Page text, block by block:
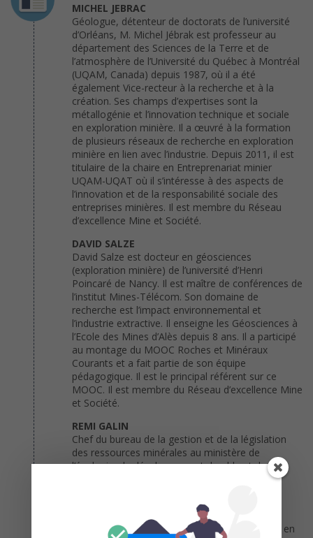
MICHEL JEBRAC
Géologue, détenteur de doctorats de l’université
d’Orléans, M. Michel Jébrak est professeur au
département des Sciences de la Terre et de
l’atmosphère de l’Université du Québec à Montréal
(UQAM, Canada) depuis 1987, où il a été
également Vice-recteur à la recherche et à la
création. Ses champs d’expertises sont la
métallogénie et l’innovation technique et sociale
en exploration minière. Il a œuvré à la formation
de plusieurs réseaux de recherche en exploration
minière en lien avec l’industrie. Depuis 2011, il est
titulaire de la chaire en Entreprenariat minier
UQAM-UQAT où il s’intéresse à des aspects de
l’innovation et de la responsabilité sociale des
entreprises minières. Il est membre du Réseau
d’excellence Mine et Société.
DAVID SALZE
David Salze est docteur en géosciences
(exploration minière) de l’université d’Henri
Poincaré de Nancy. Il est maître de conférences de
l’institut Mines-Télécom. Son domaine de
recherche est l’impact environnemental et
l’industrie extractive. Il enseigne les Géosciences à
l’Ecole des Mines d’Alès depuis 8 ans. Il a participé
au montage du MOOC Roches et Minéraux
Courants et a fait partie de son équipe
pédagogique. Il est le principal référent sur ce
MOOC. Il est membre du Réseau d’excellence Mine
et Société.
REMI GALIN
Chef du bureau de la gestion et de la législation
des ressources minérales au ministère de
l’écologie, du développement durable et de
Directeur scientifique de l’Institut de recherche en